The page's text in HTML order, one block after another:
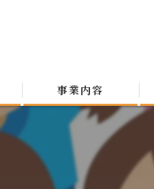
事業内容